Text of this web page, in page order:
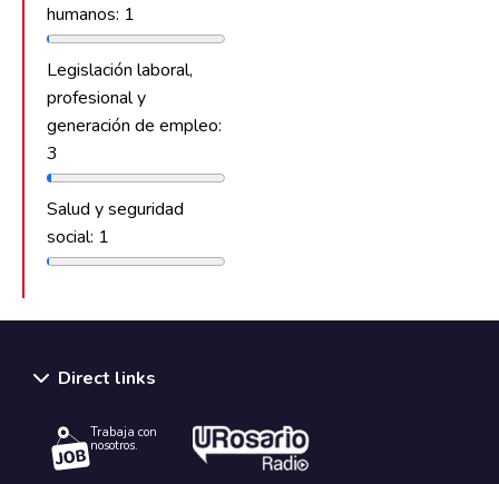
humanos: 1
Legislación laboral,
profesional y
generación de empleo:
3
Salud y seguridad
social: 1
Direct links
Trabaja con
nosotros.